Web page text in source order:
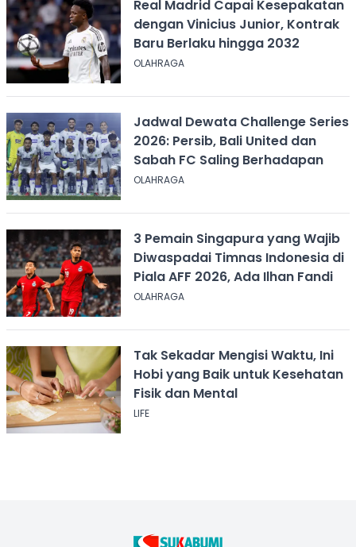
Real Madrid Capai Kesepakatan
dengan Vinicius Junior, Kontrak
Baru Berlaku hingga 2032
OLAHRAGA
Jadwal Dewata Challenge Series
2026: Persib, Bali United dan
Sabah FC Saling Berhadapan
OLAHRAGA
3 Pemain Singapura yang Wajib
Diwaspadai Timnas Indonesia di
Piala AFF 2026, Ada Ilhan Fandi
OLAHRAGA
Tak Sekadar Mengisi Waktu, Ini
Hobi yang Baik untuk Kesehatan
Fisik dan Mental
LIFE